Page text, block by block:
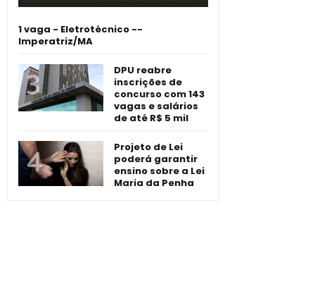
1 vaga - Eletrotécnico -­
Imperatriz/MA
DPU reabre
inscrições de
concurso com 143
vagas e salários
de até R$ 5 mil
Projeto de Lei
poderá garantir
ensino sobre a Lei
Maria da Penha